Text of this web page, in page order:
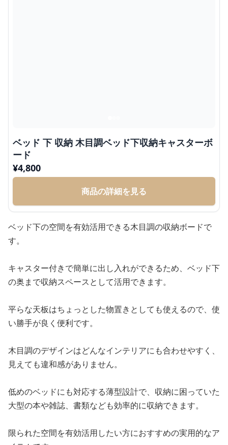
ベッド 下 収納 木目調ベッド下収納キャスターボ
ード
¥4,800
商品の詳細を見る
ベッド下の空間を有効活用できる木目調の収納ボードで
す。
キャスター付きで簡単に出し入れができるため、ベッド下
の奥まで収納スペースとして活用できます。
平らな天板はちょっとした物置きとしても使えるので、使
い勝手が良く便利です。
木目調のデザインはどんなインテリアにも合わせやすく、
見えても違和感がありません。
低めのベッドにも対応する薄型設計で、収納に困っていた
大型の本や雑誌、書類なども効率的に収納できます。
限られた空間を有効活用したい方におすすめの実用的なア